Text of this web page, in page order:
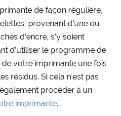
de façon régulière,
provenant d’une ou
d’encre, s’y soient
d’utiliser le programme de
votre imprimante une fois
résidus. Si cela n’est pas
procéder à un
imprimante.